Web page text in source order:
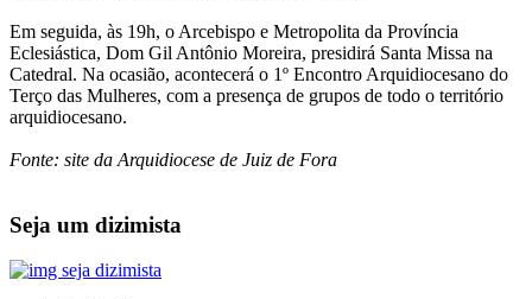
Em seguida, às 19h, o Arcebispo e Metropolita da Província
Eclesiástica, Dom Gil Antônio Moreira, presidirá Santa Missa na
Catedral. Na ocasião, acontecerá o 1º Encontro Arquidiocesano do
Terço das Mulheres, com a presença de grupos de todo o território
arquidiocesano.
Fonte: site da Arquidiocese de Juiz de Fora
Seja um dizimista